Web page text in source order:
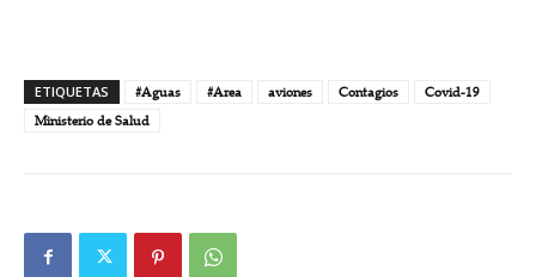
ETIQUETAS #Aguas #Area aviones Contagios
Covid-19
Ministerio de Salud